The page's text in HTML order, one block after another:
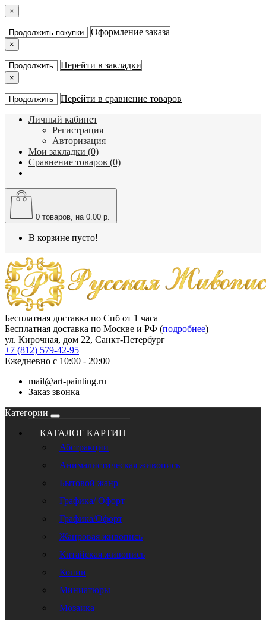
×
Продолжить покупки Оформление заказа
×
Продолжить Перейти в закладки
×
Продолжить Перейти в сравнение товаров
Личный кабинет
Регистрация
Авторизация
Мои закладки (0)
Сравнение товаров (0)
0 товаров, на 0.00 р.
В корзине пусто!
Бесплатная доставка по Спб от 1 часа
Бесплатная доставка по Москве и РФ (подробнее)
ул. Кирочная, дом 22, Санкт-Петербург
+7 (812) 579-42-95
Ежедневно с 10:00 - 20:00
mail@art-painting.ru
Заказ звонка
Категории
КАТАЛОГ КАРТИН
Абстракции
Анималистическая живопись
Бытовой жанр
Графика/ Офорт
Графика/Офорт
Жанровая живопись
Китайская живопись
Копии
Миниатюры
Мозаика